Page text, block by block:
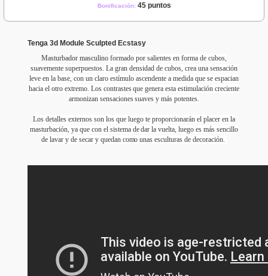
Bonificación: 45 puntos
Tenga 3d Module Sculpted Ecstasy
Masturbador masculinoformado por salientes en forma de cubos,
suavemente superpuestos. La gran densidad de cubos, crea una sensación
leve en la base, con un claro estímulo ascendente a medida que se espacian
hacia el otro extremo. Los contrastes que genera esta estimulación creciente
armonizan sensaciones suaves y más potentes.
Los detalles externos son los que luego te proporcionarán el placer en la
masturbación, ya que con el sistema de dar la vuelta, luego es más sencillo
de lavar y de secar y quedan como unas esculturas de decoración.